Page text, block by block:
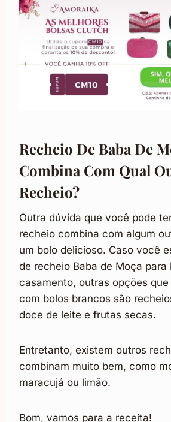
Recheio De Baba De
Combina Com Qual
Recheio?
Outra dúvida que você pode
recheio combina com algum
um bolo delicioso. Caso você
de recheio Baba de Moça para
casamento, outras opções
com bolos brancos são
doce de leite e frutas secas.
Entretanto, existem outros
combinam muito bem, como
maracujá ou limão.
Bom, vamos para a receita!